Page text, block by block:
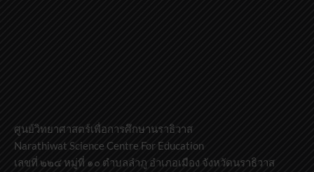
ศูนย์วิทยาศาสตร์เพื่อการศึกษานราธิวาส
Narathiwat Science Centre For Education
เลขที่ ๒๒๔ หมู่ที่ ๑๐ ตำบลลำภู อำเภอเมือง จังหวัดนราธิวาส